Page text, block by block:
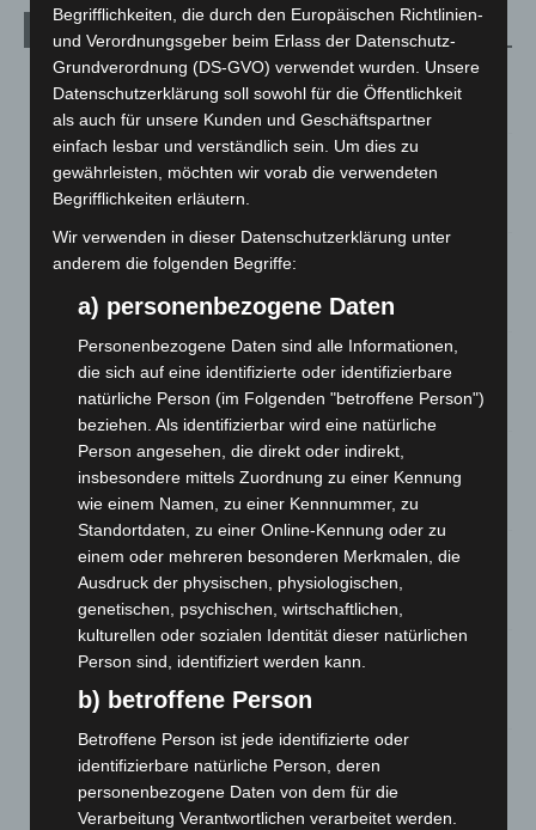
Aktuelle Beiträge
M’era Luna 2026: 25.000 Fans feiern in Hildesheim
Kunst trifft Weingenuss: Barbara-Susann Mehring zeigt ihre
Werke im Jacques’ Wein-Depot Isernhagen
8. August 2026
A2: Zweite Turbobaustelle startet zwischen Hannover-West
8. August 2026
Niedersachsen: Feuerwehrkräfte kehren nach
Waldbrandeinsatz aus Spanien zurück
7. August 2026
Hannover: Erste Tigermücken-Population in Niedersachsen
entdeckt
7. August 2026
Brand im „Haus der Begegnung“ in Neuwarmbüchen schnell
eingedämmt
6. August 2026
Region Hannover: 21 neue Notfallsanitäter starten beim
5. August 2026
Mann läuft mit Hockeyschläger über A7 – Polizei sucht
Zeugen
5. August 2026
Begrifflichkeiten, die durch den Europäischen Richtlinien-
und Verordnungsgeber beim Erlass der Datenschutz-
Grundverordnung (DS-GVO) verwendet wurden. Unsere
Datenschutzerklärung soll sowohl für die Öffentlichkeit
als auch für unsere Kunden und Geschäftspartner
einfach lesbar und verständlich sein. Um dies zu
gewährleisten, möchten wir vorab die verwendeten
Begrifflichkeiten erläutern.
Wir verwenden in dieser Datenschutzerklärung unter
anderem die folgenden Begriffe:
a) personenbezogene Daten
Personenbezogene Daten sind alle Informationen,
die sich auf eine identifizierte oder identifizierbare
natürliche Person (im Folgenden "betroffene Person")
beziehen. Als identifizierbar wird eine natürliche
Person angesehen, die direkt oder indirekt,
insbesondere mittels Zuordnung zu einer Kennung
wie einem Namen, zu einer Kennnummer, zu
Standortdaten, zu einer Online-Kennung oder zu
einem oder mehreren besonderen Merkmalen, die
Ausdruck der physischen, physiologischen,
genetischen, psychischen, wirtschaftlichen,
kulturellen oder sozialen Identität dieser natürlichen
Person sind, identifiziert werden kann.
b) betroffene Person
Betroffene Person ist jede identifizierte oder
identifizierbare natürliche Person, deren
personenbezogene Daten von dem für die
Verarbeitung Verantwortlichen verarbeitet werden.